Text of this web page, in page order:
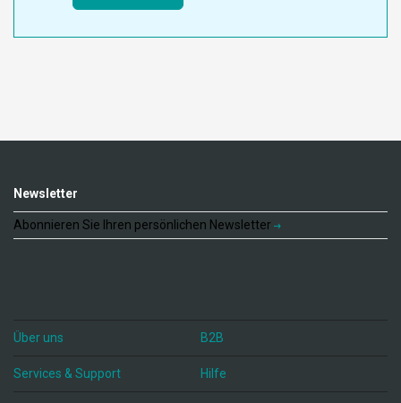
Newsletter
Abonnieren Sie Ihren persönlichen Newsletter
Über uns B2B
Services & Support Hilfe